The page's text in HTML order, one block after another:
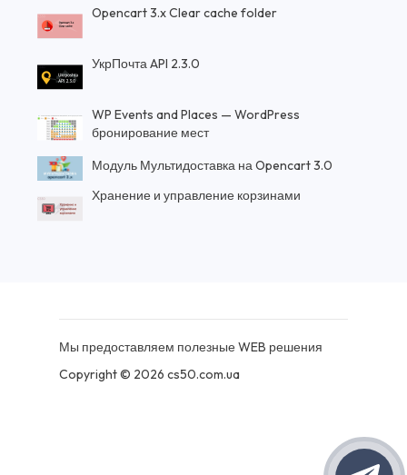
Opencart 3.x Clear cache folder
УкрПочта API 2.3.0
WP Events and Places — WordPress
бронирование мест
Модуль Мультидоставка на Opencart 3.0
Хранение и управление корзинами
Мы предоставляем полезные WEB решения
Copyright © 2026 cs50.com.ua